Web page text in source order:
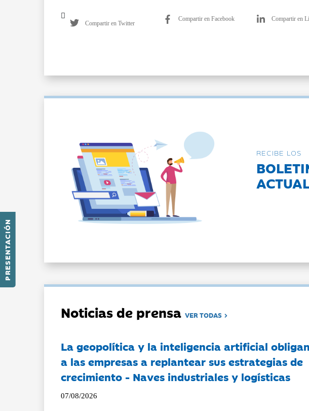
PRESENTACIÓN
Compartir en Twitter
Compartir en Facebook Compartir en
RECIBE LOS
Noticias de prensaVER TODAS
La geopolítica y la inteligencia artificial obligan
a las empresas a replantear sus estrategias de
crecimiento - Naves industriales y logísticas
07/08/2026